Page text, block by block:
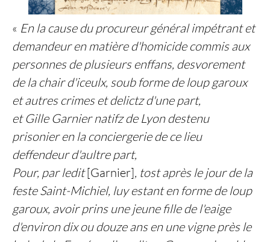
« En la cause du procureur général impétrant et
demandeur en matière d'homicide commis aux
personnes de plusieurs enffans, desvorement
de la chair d'iceulx, soub forme de loup garoux
et autres crimes et delictz d'une part,
et Gille Garnier natifz de Lyon destenu
prisonier en la conciergerie de ce lieu
deffendeur d'aultre part,
Pour, par ledit[Garnier], tost après le jour de la
feste Saint-Michiel, luy estant en forme de loup
garoux, avoir prins une jeune fille de l'eaige
d'environ dix ou douze ans en une vigne près le